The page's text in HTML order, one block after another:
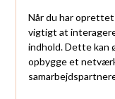
Når du har
vigtigt at
indhold. Dette kan
opbygge et